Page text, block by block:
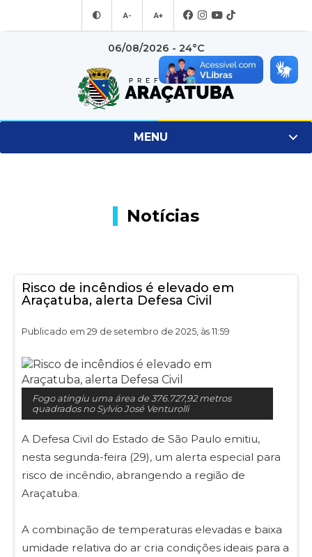
A- A+
06/08/2026 - 24°C
MENU
Notícias
Risco de incêndios é elevado em
Araçatuba, alerta Defesa Civil
Publicado em 29 de setembro de 2025, às 11:59
Fogo atingiu uma área de 376.727,92 metros
quadrados no Sylvio José Venturolli
A Defesa Civil do Estado de São Paulo emitiu,
nesta segunda-feira (29), um alerta especial para
risco de incêndio, abrangendo a região de
Araçatuba.
A combinação de temperaturas elevadas e baixa
umidade relativa do ar cria condições ideais para a